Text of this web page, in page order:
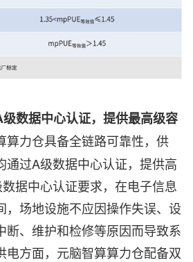
数据中心认证，提供最高级容
算力仓具备全链路可靠性，供
通过A级数据中心认证，提供高
据中心认证要求，在电子信息
，场地设施不应因操作失误、设
断、维护和检修等原因而导致系
电方面，元脑智算算力仓配备双